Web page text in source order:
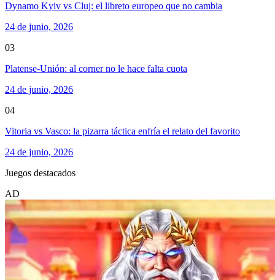
Dynamo Kyiv vs Cluj: el libreto europeo que no cambia
24 de junio, 2026
03
Platense-Unión: al corner no le hace falta cuota
24 de junio, 2026
04
Vitoria vs Vasco: la pizarra táctica enfría el relato del favorito
24 de junio, 2026
Juegos destacados
AD